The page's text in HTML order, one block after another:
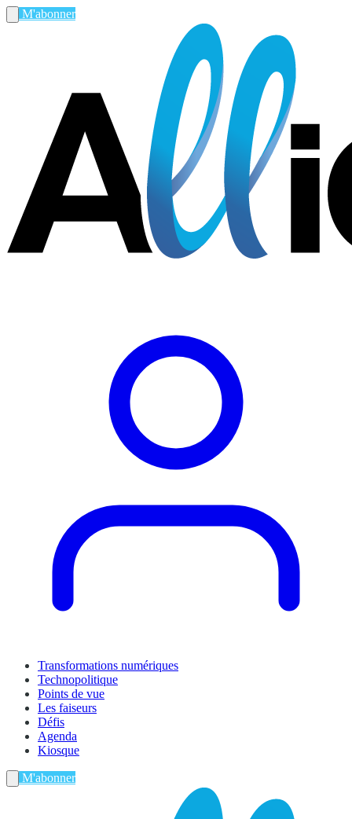
M'abonner
Transformations numériques
Technopolitique
Points de vue
Les faiseurs
Défis
Agenda
Kiosque
M'abonner